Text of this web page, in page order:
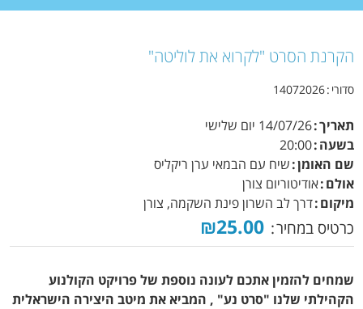
הקרנת הסרט "לקרוא את לוליטה"
סדורי 14072026
תאריך 14/07/26 יום שלישי
בשעה 20:00
שם האומן שיח עם הבמאי ערן ריקליס
אולם אודיטוריום צורן
מיקום דרך לב השרון פינת השקמה, צורן
כרטיס במחיר ₪25.00
שמחים להזמין אתכם לעונה נוספת של פרויקט הקולנוע
הקהילתי שלנו "סרט נע" , המביא את מיטב היצירה הישראלית